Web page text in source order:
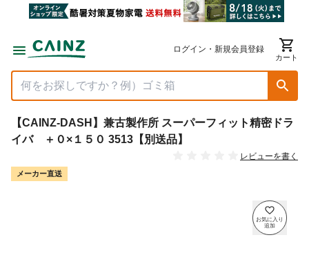
ログイン・新規会員登録
カート
【CAINZ-DASH】兼古製作所 スーパーフィット精密ドラ
イバ ＋０×１５０ 3513【別送品】
レビューを書く
メーカー直送